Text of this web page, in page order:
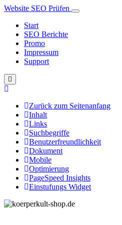
Website SEO Prüfen
Start
SEO Berichte
Promo
Impressum
Support
Zurück zum Seitenanfang
Inhalt
Links
Suchbegriffe
Benutzerfreundlichkeit
Dokument
Mobile
Optimierung
PageSpeed Insights
Einstufungs Widget